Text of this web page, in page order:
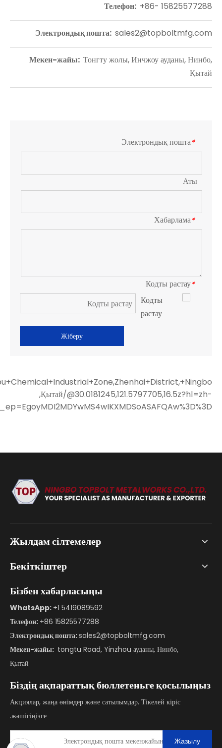
Телефон: +86- 15825577288
Электрондық пошта: sales2@topboltmfg.com
Мекен-жайы: Тонгту жолы, Инчжоу ауданы, Нинбо,
Қытай
*
Электрондық пошта
Аты
*
Хабарлама
*
Кодты растау
Жіберу
,Қытай/@30.0181245,121.5797705,16.5z?hl=zh-
Жылдам сілтемелер
Бекіткіштер
Бізбен хабарласыңы
WhatsApp: +1 5419089592
Телефон: +86 15825577288
Электрондық пошта:sales2@topboltmfg.com
Мекен-жайы: tongtu Road, Yinzhou ауданы, Нинбо,
Қытай
Біздің ақпараттық бюллетеньге қосылыңыз
Акциялар, жаңа өнімдер және сатылымдар. Тікелей кіріс
жәшігіңізге.
Жазылу